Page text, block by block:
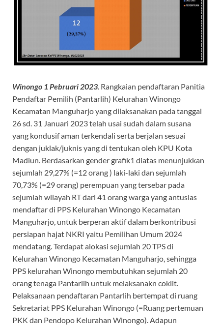
Winongo 1 Pebruari 2023. Rangkaian pendaftaran Panitia
Pendaftar Pemilih (Pantarlih) Kelurahan Winongo
Kecamatan Manguharjo yang dilaksanakan pada tanggal
26 sd. 31 Januari 2023 telah usai sudah dalam susana
yang kondusif aman terkendali serta berjalan sesuai
dengan juklak/juknis yang di tentukan oleh KPU Kota
Madiun. Berdasarkan gender grafik1 diatas menunjukkan
sejumlah 29,27% (=12 orang ) laki-laki dan sejumlah
70,73% (=29 orang) perempuan yang tersebar pada
sejumlah wilayah RT dari 41 orang warga yang antusias
mendaftar di PPS Kelurahan Winongo Kecamatan
Manguharjo, untuk berperan aktif dalam berkontribusi
persiapan hajat NKRI yaitu Pemilihan Umum 2024
mendatang. Terdapat alokasi sejumlah 20 TPS di
Kelurahan Winongo Kecamatan Manguharjo, sehingga
PPS kelurahan Winongo membutuhkan sejumlah 20
orang tenaga Pantarlih untuk melaksanakn coklit.
Pelaksanaan pendaftaran Pantarlih bertempat di ruang
Sekretariat PPS Kelurahan Winongo (=Ruang pertemuan
PKK dan Pendopo Kelurahan Winongo). Adapun